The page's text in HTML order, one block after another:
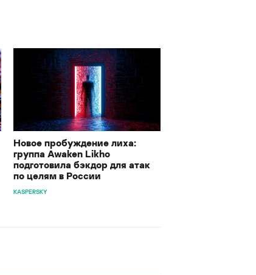
Новое пробуждение лиха:
группа Awaken Likho
подготовила бэкдор для атак
по целям в России
KASPERSKY